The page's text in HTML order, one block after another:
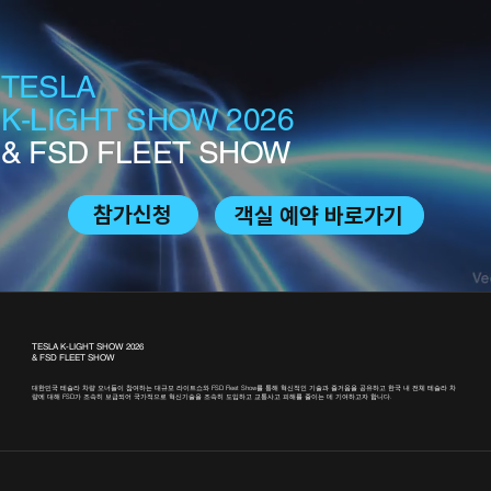
TESLA
K-LIGHT SHOW 2026
& FSD FLEET SHOW
참가신청 객실 예약 바로가기
TESLA K-LIGHT SHOW 2026
& FSD FLEET SHOW
대한민국 테슬라 차량 오너들이 참여하는 대규모 라이트쇼와 FSD Fleet Show를 통해 혁신적인 기술과 즐거움을 공유하고 한국 내 전체 테슬라 차
량에 대해 FSD가 조속히 보급되어 국가적으로 혁신기술을 조속히 도입하고 교통사고 피해를 줄이는 데 기여하고자 합니다.